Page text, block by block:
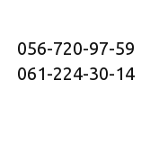
056-720-97-59
061-224-30-14